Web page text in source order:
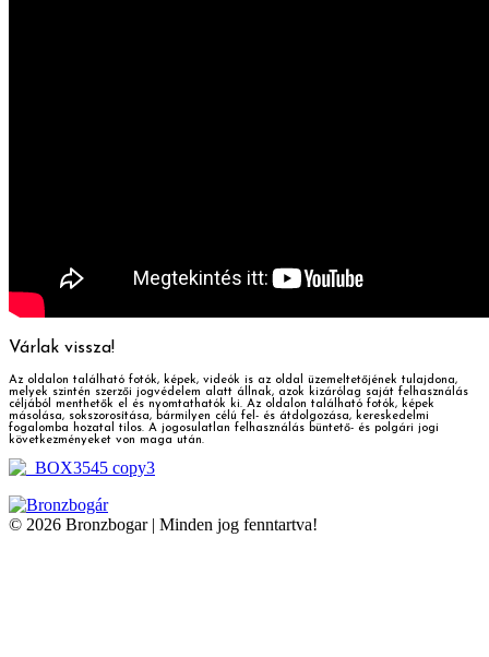
Várlak vissza!
Az oldalon található fotók, képek, videók is az oldal üzemeltetőjének tulajdona,
melyek szintén szerzői jogvédelem alatt állnak, azok kizárólag saját felhasználás
céljából menthetők el és nyomtathatók ki. Az oldalon található fotók, képek
másolása, sokszorosítása, bármilyen célú fel- és átdolgozása, kereskedelmi
fogalomba hozatal tilos. A jogosulatlan felhasználás büntető- és polgári jogi
következményeket von maga után.
© 2026 Bronzbogar | Minden jog fenntartva!